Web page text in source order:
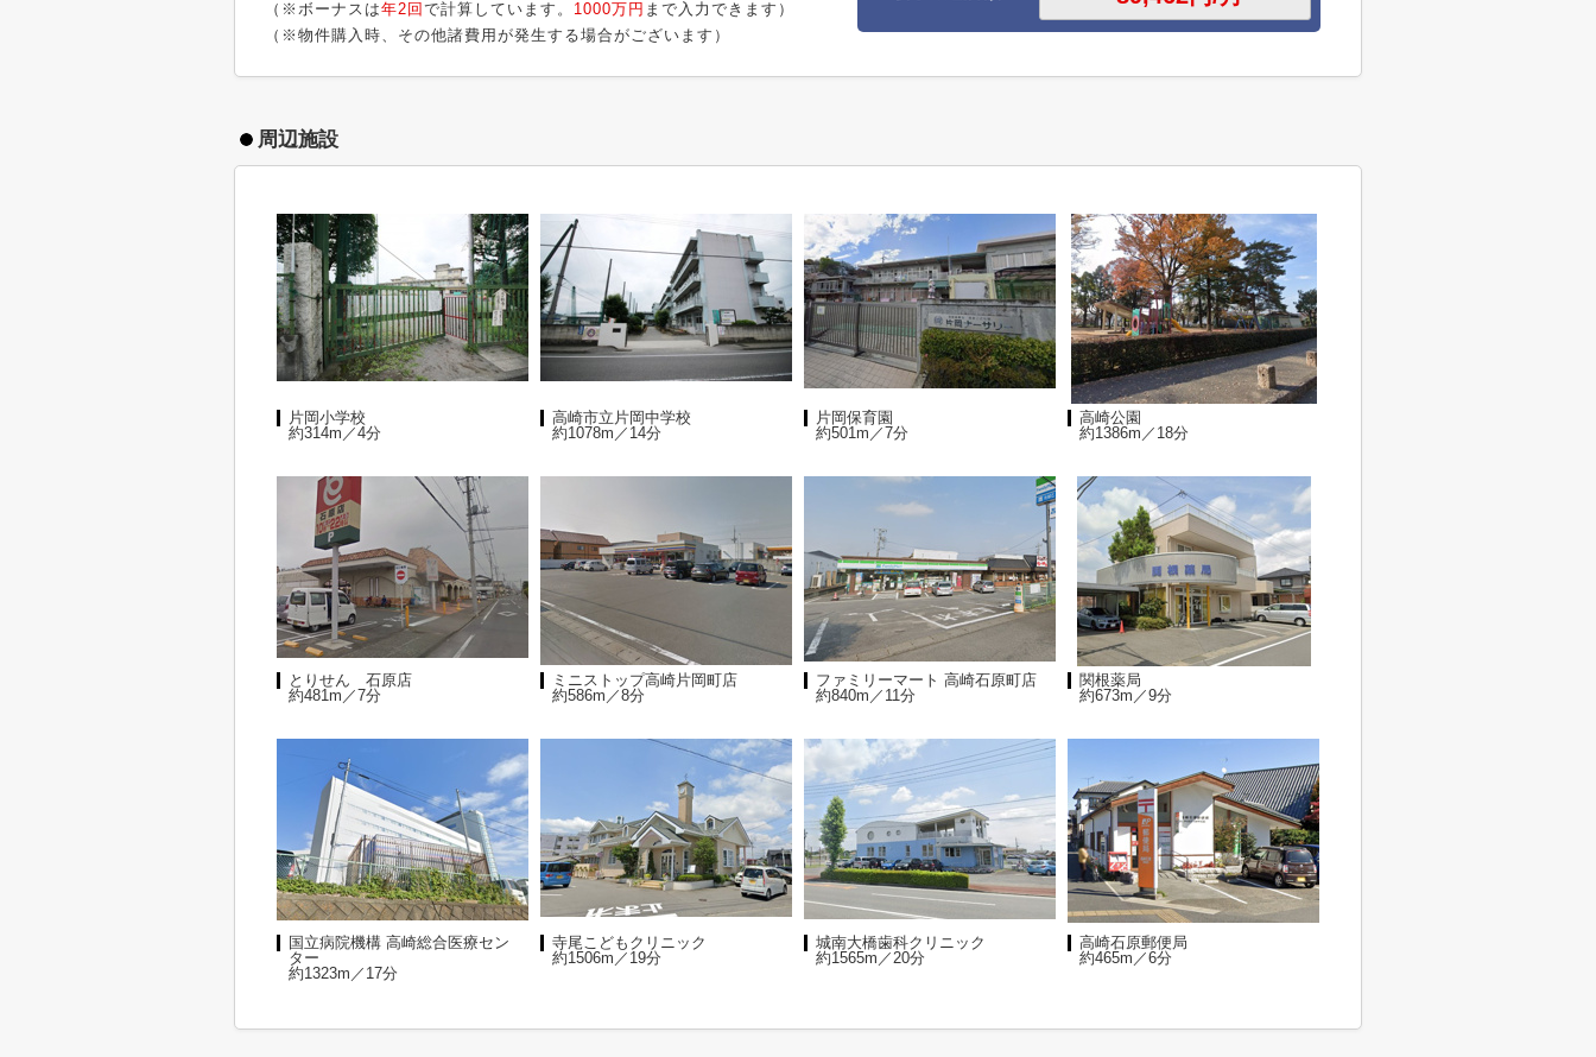
（※ボーナスは年2回 で計算しています。 1000万円 まで入力できます）
（※物件購入時、その他諸費用が発生する場合がございます）
周辺施設
片岡小学校
約314m／4分
高崎市立片岡中学校
約1078m／14分
片岡保育園
約501m／7分
高崎公園
約1386m／18分
とりせん 石原店
約481m／7分
ミニストップ高崎片岡町店
約586m／8分
ファミリーマート 高崎石原町店
約840m／11分
関根薬局
約673m／9分
国立病院機構 高崎総合医療セン
ター
約1323m／17分
寺尾こどもクリニック
約1506m／19分
城南大橋歯科クリニック
約1565m／20分
高崎石原郵便局
約465m／6分